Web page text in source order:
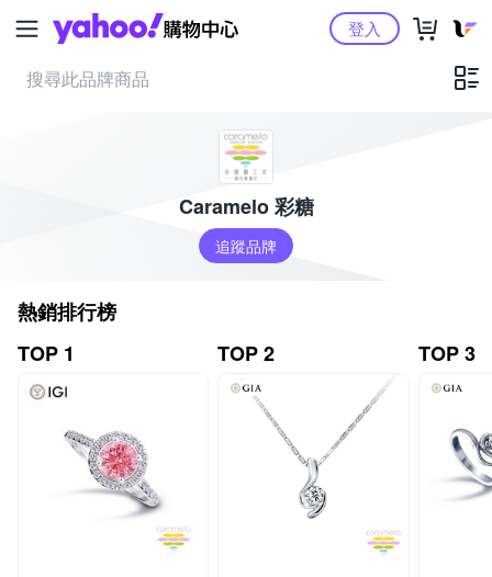
Yahoo購物中心登入
Caramelo 彩糖
追蹤品牌
熱銷排行榜
TOP 1
TOP 2 TOP 3